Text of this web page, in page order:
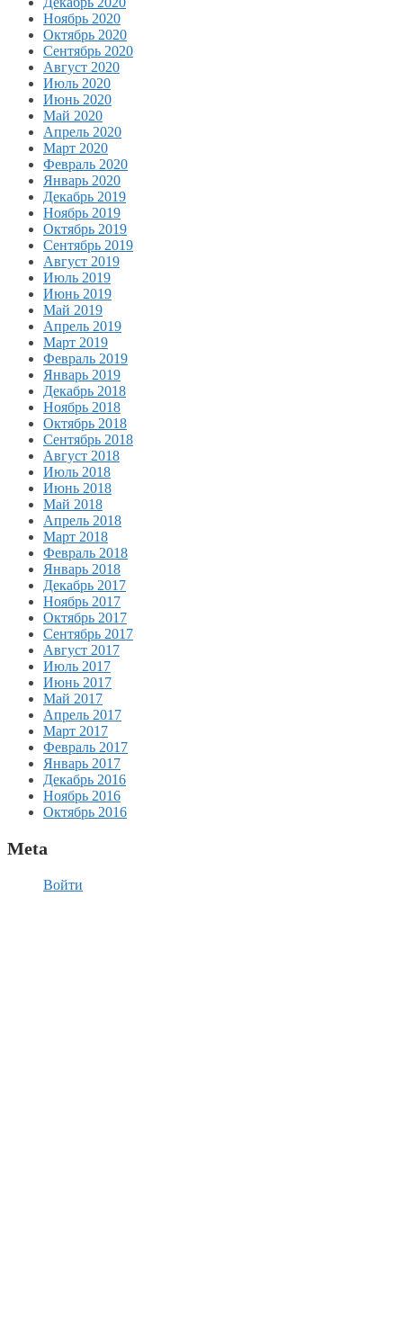
Ноябрь 2020
Октябрь 2020
Сентябрь 2020
Август 2020
Июль 2020
Июнь 2020
Май 2020
Апрель 2020
Март 2020
Февраль 2020
Январь 2020
Декабрь 2019
Ноябрь 2019
Октябрь 2019
Сентябрь 2019
Август 2019
Июль 2019
Июнь 2019
Май 2019
Апрель 2019
Март 2019
Февраль 2019
Январь 2019
Декабрь 2018
Ноябрь 2018
Октябрь 2018
Сентябрь 2018
Август 2018
Июль 2018
Июнь 2018
Май 2018
Апрель 2018
Март 2018
Февраль 2018
Январь 2018
Декабрь 2017
Ноябрь 2017
Октябрь 2017
Сентябрь 2017
Август 2017
Июль 2017
Июнь 2017
Май 2017
Апрель 2017
Март 2017
Февраль 2017
Январь 2017
Декабрь 2016
Ноябрь 2016
Октябрь 2016
Meta
Войти